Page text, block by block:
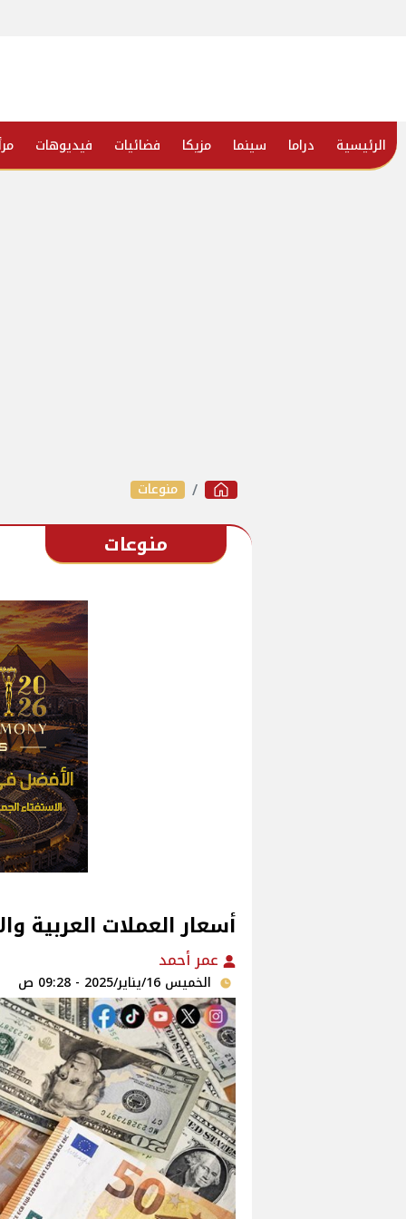
الرئيسية دراما سينما مزيكا فضائيات فيديوهات
منوعات
منوعات
أسعار العملات العربية
عمر أحمد
الخميس 16/يناير/2025 - 09:28 ص